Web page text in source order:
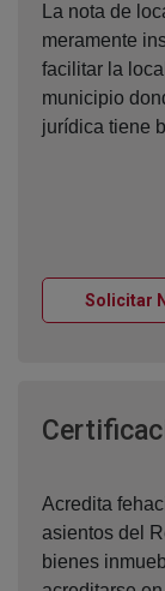
La nota de
meramente
facilitar la
municipio
jurídica tiene
Solicitar
Acredita
asientos del
bienes